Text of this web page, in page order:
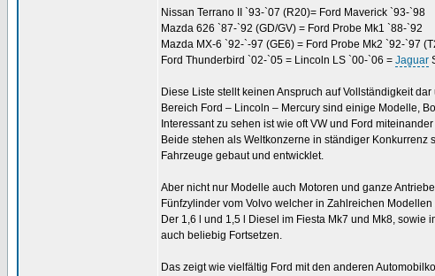
Nissan Terrano II `93-`07 (R20)= Ford Maverick `93-`98
Mazda 626 `87-`92 (GD/GV) = Ford Probe Mk1 `88-`92
Mazda MX-6 `92-`-97 (GE6) = Ford Probe Mk2 `92-`97
Ford Thunderbird `02-`05 = Lincoln LS `00-`06 = Jaguar
Diese Liste stellt keinen Anspruch auf Vollständigkeit
Bereich Ford – Lincoln – Mercury sind einige Modelle,
Interessant zu sehen ist wie oft VW und Ford
Beide stehen als Weltkonzerne in ständiger
Fahrzeuge gebaut und entwicklet.
Aber nicht nur Modelle auch Motoren und ganze
Fünfzylinder vom Volvo welcher in Zahlreichen
Der 1,6 l und 1,5 l Diesel im Fiesta Mk7 und Mk8, sowie
auch beliebig Fortsetzen.
Das zeigt wie vielfältig Ford mit den anderen